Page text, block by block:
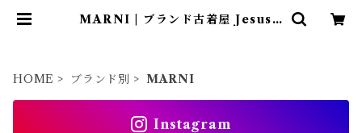
MARNI | ブランド古着屋 Jesus J
HOME ブランド別 MARNI
Instagram